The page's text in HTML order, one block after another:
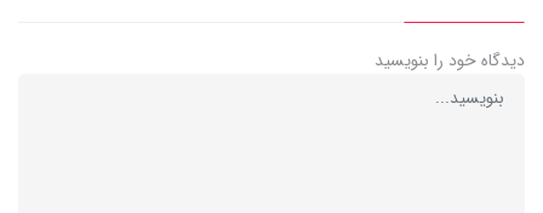
دیدگاه خود را بنویسید